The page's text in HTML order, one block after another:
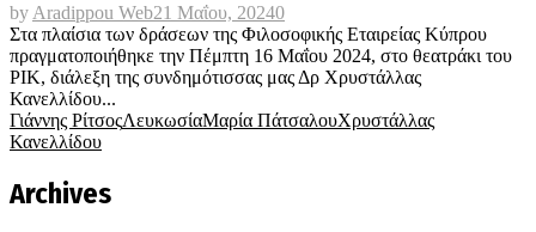
by Aradippou Web21 Μαΐου, 20240
Στα πλαίσια των δράσεων της Φιλοσοφικής Εταιρείας Κύπρου
πραγματοποιήθηκε την Πέμπτη 16 Μαΐου 2024, στο θεατράκι του
ΡΙΚ, διάλεξη της συνδημότισσας μας Δρ Χρυστάλλας
Κανελλίδου...
Γιάννης ΡίτσοςΛευκωσίαΜαρία ΠάτσαλουΧρυστάλλας
Κανελλίδου
Archives